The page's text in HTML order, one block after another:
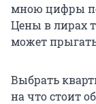
мною цифры
Цены в лирах
может
Выбрать
на что стоит